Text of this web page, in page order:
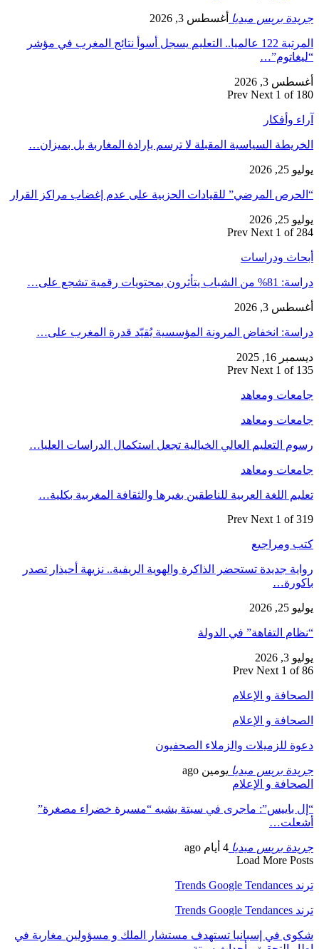
جريدة بريس ميديا أغسطس 3, 2026
المرتبة 122 عالميا.. التعليم يسجل أسوأ نتائج المغرب في مؤشر
“ليغاتوم”…
أغسطس 3, 2026
Prev Next 1 of 180
آراء وأفكار
الخريطة السياسية المقبلة لا ترسم بإرادة المغاربة بل بميزان…
يوليو 25, 2026
“الحرص المرضي” للقيادات الحزبية على عدم إغضاب مراكز القرار
يوليو 25, 2026
Prev Next 1 of 284
أبحاث ودراسات
دراسة: 81% من الشباب يتأثرون بمحتويات رقمية تشجع على…
أغسطس 3, 2026
دراسة: انخفاض المرونة المؤسسية يُقيّد قدرة المغرب على…
ديسمبر 16, 2025
Prev Next 1 of 135
جامعات ومعاهد
جامعات ومعاهد
رسوم التعليم العالي الخيالية تجعل استكمال الدراسات العليا…
جامعات ومعاهد
تعليم اللغة العربية للناطقين بغيرها والثقافة المغربية بكلية…
Prev Next 1 of 319
كتب ومراجيع
رواية جديدة تستحضر الذاكرة والهوية الريفية.. نزيهة أحيذار تصدر
باكورة…
يوليو 25, 2026
“نظام التفاهة” في الدولة
يوليو 3, 2026
Prev Next 1 of 86
الصحافة و الإعلام
الصحافة و الإعلام
دعوة للزميلات والزملاء الصحفيون
جريدة بريس ميديا يومين ago
الصحافة و الإعلام
“إل باييس”: ماجرى في سبتة يشبه “مسيرة خضراء مصغرة”
أشعلت…
جريدة بريس ميديا 4 أيام ago
Load More Posts
ترند Trends Google Tendances
ترند Trends Google Tendances
شكوى في إسبانيا تستهدف مستشار الملك و مسؤولين مغاربة في